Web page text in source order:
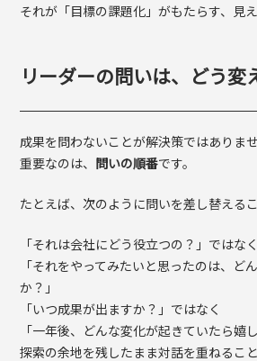
それが「目標の課題化」がもたらす、見
リーダーの問いは、どう変
成果を問わないことが解決策ではありませ
重要なのは、 問いの順番です。
たとえば、次のように問いを差し替える
「それは会社にどう役立つの？」ではなく
「それをやってみたいと思ったのは、ど
か？」
「いつ成果が出ますか？」ではなく
「一年後、どんな変化が起きていたら嬉
探索の余地を残したまま対話を重ねるこ